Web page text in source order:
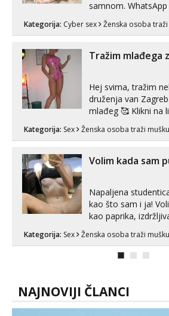
samnom. WhatsApp 👉+385919977166
Telegram
videopozive s licem,
kombinacije halteri,
samostojeće itd.
Kategorija: Cyber sex Ženska osoba
Tražim mlađega
Hej svima, tražim
druženja van
mlađeg 🥰 Klikni na link ispod i nadji me
Kategorija: Sex Ženska osoba traži
Volim kada sam
Napaljena
kao što sam i ja!
kao paprika,
puta dnevno bilo
javi što prije da me
Kategorija: Sex Ženska osoba traži
NAJNOVIJI ČLANCI